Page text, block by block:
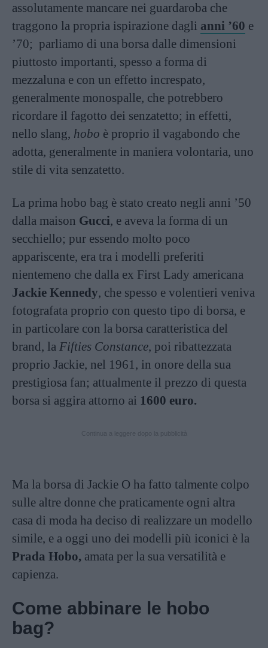
assolutamente mancare nei guardaroba che
traggono la propria ispirazione dagli anni ’60 e
’70; parliamo di una borsa dalle dimensioni
piuttosto importanti, spesso a forma di
mezzaluna e con un effetto increspato,
generalmente monospalle, che potrebbero
ricordare il fagotto dei senzatetto; in effetti,
nello slang, hobo è proprio il vagabondo che
adotta, generalmente in maniera volontaria, uno
stile di vita senzatetto.
La prima hobo bag è stato creato negli anni ’50
dalla maison Gucci, e aveva la forma di un
secchiello; pur essendo molto poco
appariscente, era tra i modelli preferiti
nientemeno che dalla ex First Lady americana
Jackie Kennedy, che spesso e volentieri veniva
fotografata proprio con questo tipo di borsa, e
in particolare con la borsa caratteristica del
brand, la Fifties Constance, poi ribattezzata
proprio Jackie, nel 1961, in onore della sua
prestigiosa fan; attualmente il prezzo di questa
borsa si aggira attorno ai 1600 euro.
Ma la borsa di Jackie O ha fatto talmente colpo
sulle altre donne che praticamente ogni altra
casa di moda ha deciso di realizzare un modello
simile, e a oggi uno dei modelli più iconici è la
Prada Hobo, amata per la sua versatilità e
capienza.
Come abbinare le hobo
bag?